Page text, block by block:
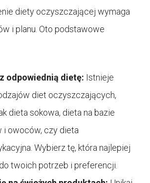
diety oczyszczającej wymaga
i planu. Oto podstawowe
odpowiednią dietę: Istnieje
diet oczyszczających,
dieta sokowa, dieta na bazie
i owoców, czy dieta
Wybierz tę, która najlepiej
twoich potrzeb i preferencji.